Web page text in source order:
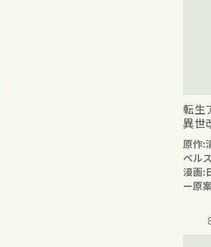
転生
異世
原作:
ベル
漫画:
ー原